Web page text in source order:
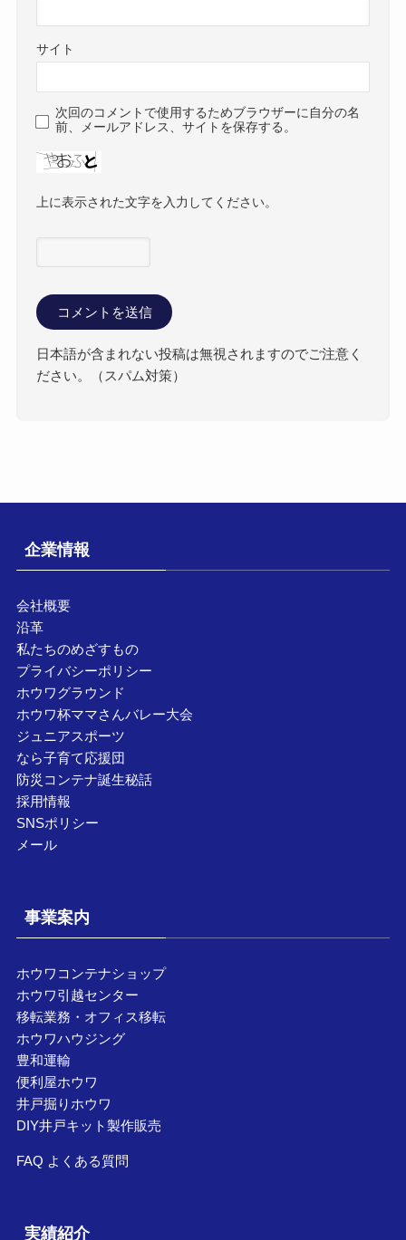
サイト
次回のコメントで使用するためブラウザーに自分の名
前、メールアドレス、サイトを保存する。
上に表示された文字を入力してください。
日本語が含まれない投稿は無視されますのでご注意く
ださい。（スパム対策）
企業情報
会社概要
沿革
私たちのめざすもの
プライバシーポリシー
ホウワグラウンド
ホウワ杯ママさんバレー大会
ジュニアスポーツ
なら子育て応援団
防災コンテナ誕生秘話
採用情報
SNSポリシー
メール
事業案内
ホウワコンテナショップ
ホウワ引越センター
移転業務・オフィス移転
ホウワハウジング
豊和運輸
便利屋ホウワ
井戸掘りホウワ
DIY井戸キット製作販売
FAQ よくある質問
実績紹介